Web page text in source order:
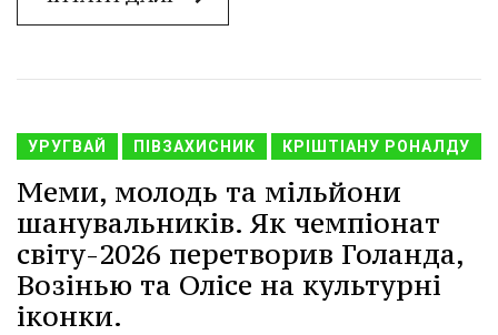
УРУГВАЙ ПІВЗАХИСНИК КРІШТІАНУ РОНАЛДУ
Меми, молодь та мільйони
шанувальників. Як чемпіонат
світу-2026 перетворив Голанда,
Возінью та Олісе на культурні
іконки.